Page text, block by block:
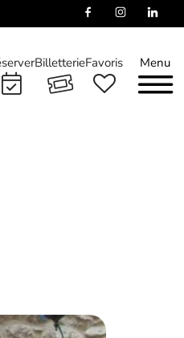
Menu
BilletterieFavoris